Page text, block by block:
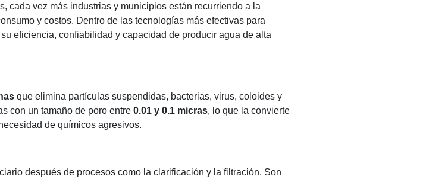
cada vez más industrias y municipios están recurriendo a la
y costos. Dentro de las tecnologías más efectivas para
eficiencia, confiabilidad y capacidad de producir agua de alta
que elimina partículas suspendidas, bacterias, virus, coloides y
con un tamaño de poro entre 0.01 y 0.1 micras, lo que la convierte
de químicos agresivos.
después de procesos como la clarificación y la filtración. Son